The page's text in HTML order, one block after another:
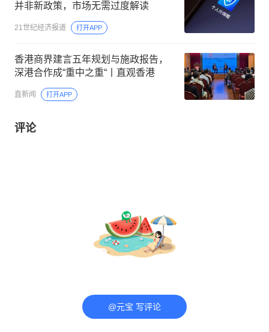
并非新政策，市场无需过度解读
21世纪经济报道 打开APP
香港商界建言五年规划与施政报告，
深港合作成“重中之重“丨直观香港
直新闻 打开APP
评论
@元宝 写评论